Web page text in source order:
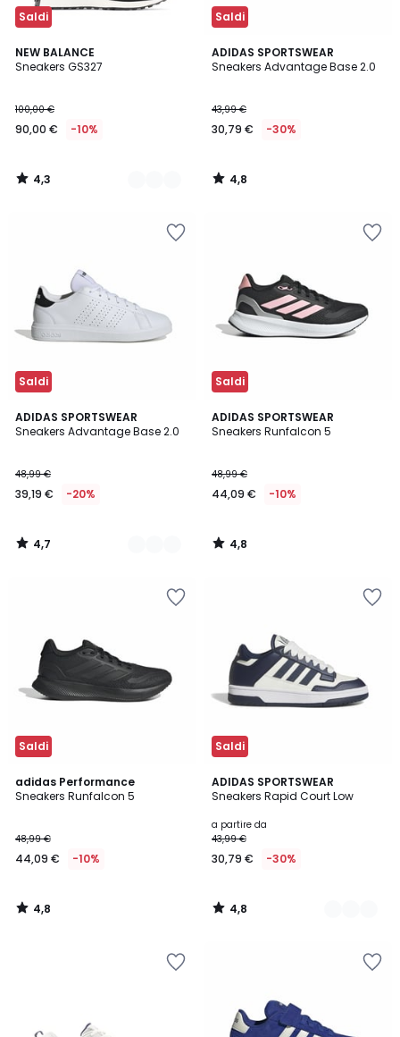
Saldi
NEW BALANCE
Sneakers GS327
100,00 €
90,00 € -10%
4,3
/ 5
2
Colori
4,3
/
Saldi
ADIDAS SPORTSWEAR
Sneakers Advantage Base 2.0
43,99 €
30,79 € -30%
4,8
/ 5
4,8
/
Saldi
ADIDAS SPORTSWEAR
Sneakers Advantage Base 2.0
48,99 €
39,19 € -20%
4,7
/ 5
4
Colori
4,7
/
Saldi
ADIDAS SPORTSWEAR
Sneakers Runfalcon 5
48,99 €
44,09 € -10%
4,8
/ 5
4,8
/
Saldi
adidas Performance
Sneakers Runfalcon 5
48,99 €
44,09 € -10%
4,8
/ 5
4,8
/
Saldi
ADIDAS SPORTSWEAR
Sneakers Rapid Court Low
a partire da
43,99 €
30,79 € -30%
4,8
/ 5
3
Colori
4,8
/